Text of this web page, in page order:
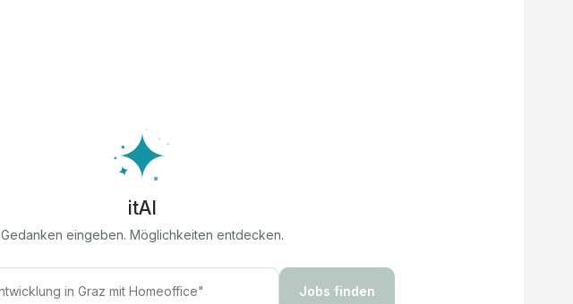
itAI
Gedanken eingeben. Möglichkeiten entdecken.
Jobs finden